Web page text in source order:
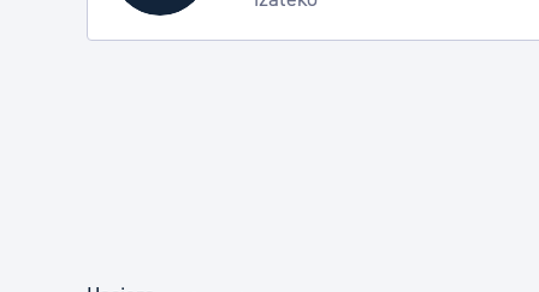
Errolda eta gai pertsonalak